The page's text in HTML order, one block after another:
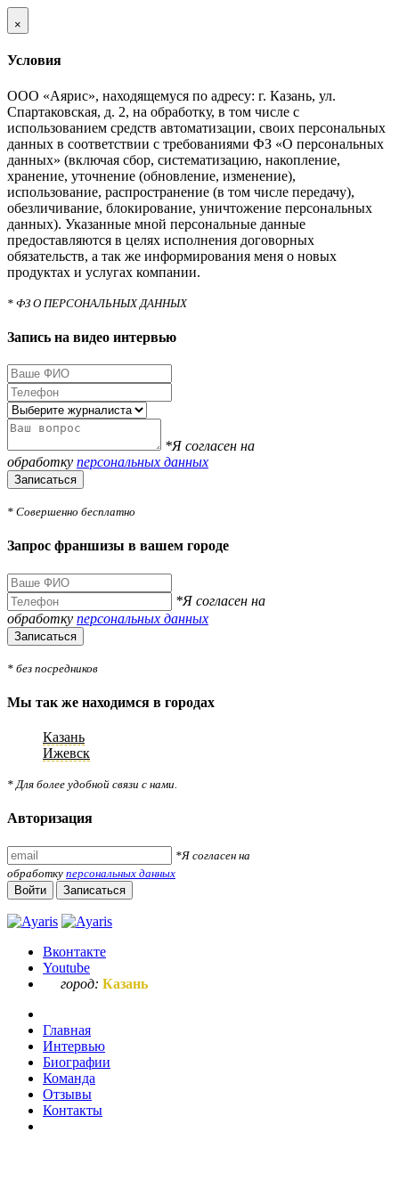
×
Условия
ООО «Аярис», находящемуся по адресу: г. Казань, ул.
Спартаковская, д. 2, на обработку, в том числе с
использованием средств автоматизации, своих персональных
данных в соответствии с требованиями ФЗ «О персональных
данных» (включая сбор, систематизацию, накопление,
хранение, уточнение (обновление, изменение),
использование, распространение (в том числе передачу),
обезличивание, блокирование, уничтожение персональных
данных). Указанные мной персональные данные
предоставляются в целях исполнения договорных
обязательств, а так же информирования меня о новых
продуктах и услугах компании.
* ФЗ О ПЕРСОНАЛЬНЫХ ДАННЫХ
Запись на видео интервью
*Я согласен на
обработку персональных данных
Записаться
* Совершенно бесплатно
Запрос франшизы в вашем городе
*Я согласен на
обработку персональных данных
Записаться
* без посредников
Мы так же находимся в городах
Казань
Ижевск
* Для более удобной связи с нами.
Авторизация
*Я согласен на
обработку персональных данных
Войти
Записаться
Вконтакте
Youtube
город: Казань
Главная
Интервью
Биографии
Команда
Отзывы
Контакты